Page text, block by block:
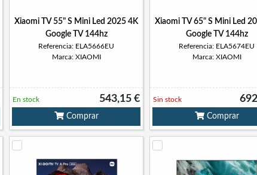
Xiaomi TV 55" S Mini Led 2025 4K
Google TV 144hz
Referencia: ELA5666EU
Marca: XIAOMI
543,15 €
En stock
Comprar
Xiaomi TV 65" S Mini Led
Google TV 144hz
Referencia: ELA5674EU
Marca: XIAOMI
Sin stock
Comprar